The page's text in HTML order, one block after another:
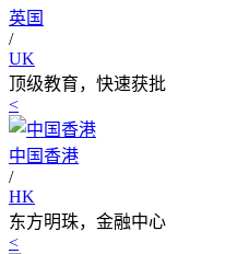
英国
/
UK
顶级教育，快速获批
<
中国香港
/
HK
东方明珠，金融中心
<